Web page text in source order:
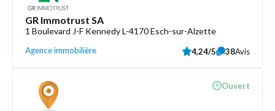
GR Immotrust SA
1 Boulevard J-F Kennedy L-4170 Esch-sur-Alzette
Agence immobilière 4,24/5 38Avis
Ouvert